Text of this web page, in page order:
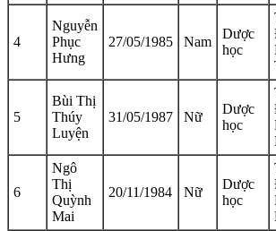
4
Nguyễn
Phục
Hưng
27/05/1985 Nam
Dược
học
5
Bùi Thị
Thúy
Luyện
31/05/1987 Nữ
Dược
học
6
Ngô
Thị
Quỳnh
Mai
20/11/1984 Nữ
Dược
học